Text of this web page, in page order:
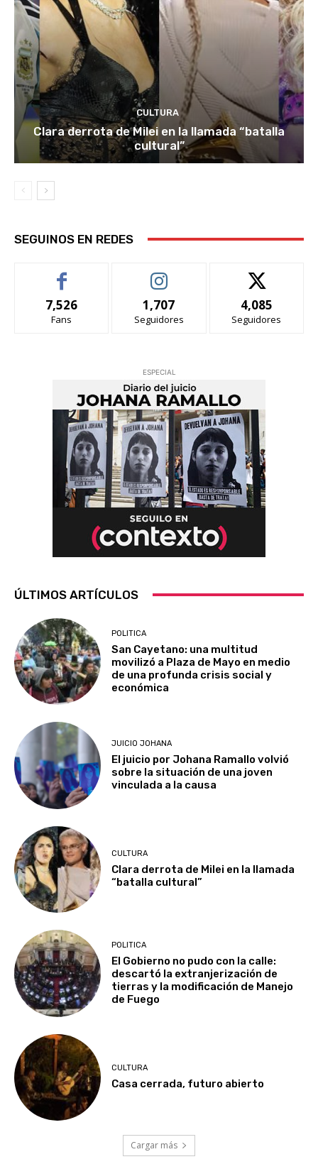
CULTURA
Clara derrota de Milei en la llamada “batalla
cultural”
SEGUINOS EN REDES
7,526
Fans
1,707
Seguidores
4,085
Seguidores
ESPECIAL
ÚLTIMOS ARTÍCULOS
POLITICA
San Cayetano: una multitud
movilizó a Plaza de Mayo en medio
de una profunda crisis social y
económica
JUICIO JOHANA
El juicio por Johana Ramallo volvió
sobre la situación de una joven
vinculada a la causa
CULTURA
Clara derrota de Milei en la llamada
“batalla cultural”
POLITICA
El Gobierno no pudo con la calle:
descartó la extranjerización de
tierras y la modificación de Manejo
de Fuego
CULTURA
Casa cerrada, futuro abierto
Cargar más